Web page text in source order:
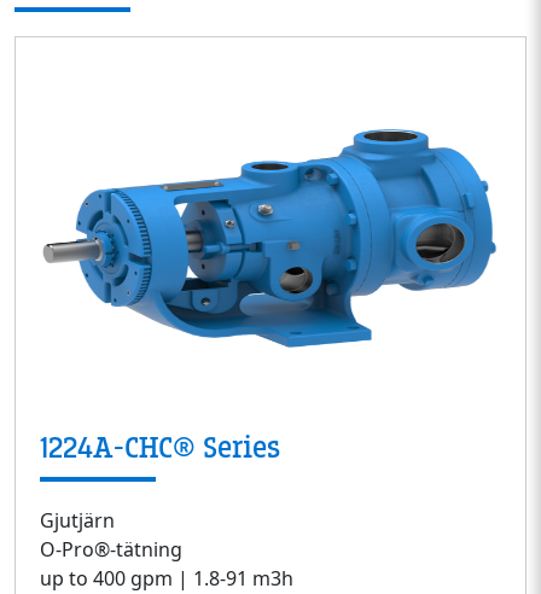
1224A-CHC® Series
Gjutjärn
O-Pro®-tätning
up to 400 gpm | 1.8-91 m3h